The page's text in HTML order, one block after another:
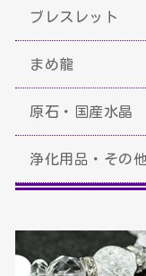
ブレスレット
まめ龍
原石・国産水晶
浄化用品・その他